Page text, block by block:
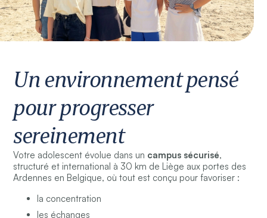
Un environnement pensé
pour progresser
sereinement
Votre adolescent évolue dans un campus sécurisé,
structuré et international à 30 km de Liège aux portes des
Ardennes en Belgique, où tout est conçu pour favoriser :
la concentration
les échanges